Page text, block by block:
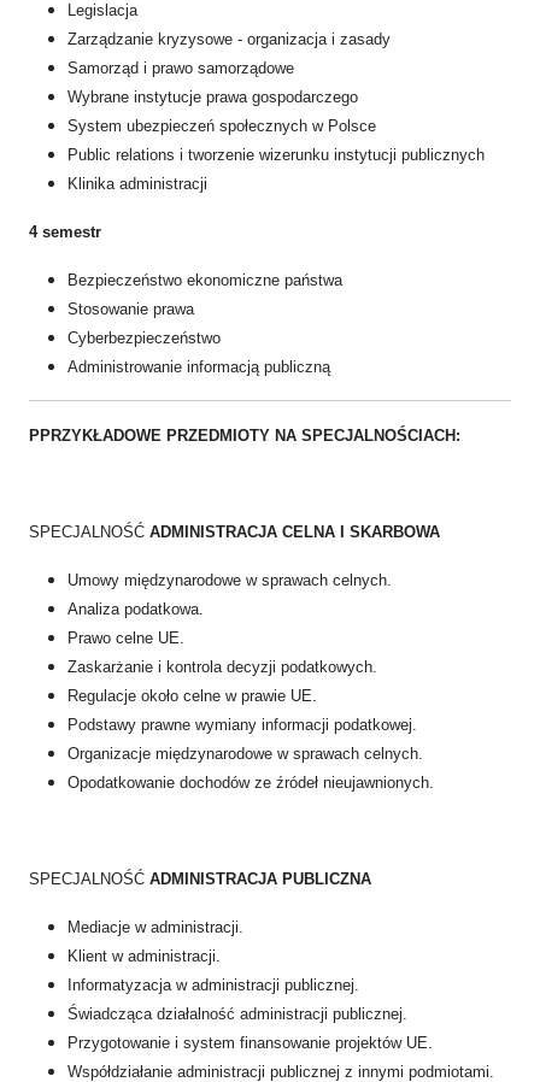
Legislacja
Zarządzanie kryzysowe - organizacja i zasady
Samorząd i prawo samorządowe
Wybrane instytucje prawa gospodarczego
System ubezpieczeń społecznych w Polsce
Public relations i tworzenie wizerunku instytucji publicznych
Klinika administracji
4 semestr
Bezpieczeństwo ekonomiczne państwa
Stosowanie prawa
Cyberbezpieczeństwo
Administrowanie informacją publiczną
PPRZYKŁADOWE PRZEDMIOTY NA SPECJALNOŚCIACH:
SPECJALNOŚĆ ADMINISTRACJA CELNA I SKARBOWA
Umowy międzynarodowe w sprawach celnych.
Analiza podatkowa.
Prawo celne UE.
Zaskarżanie i kontrola decyzji podatkowych.
Regulacje około celne w prawie UE.
Podstawy prawne wymiany informacji podatkowej.
Organizacje międzynarodowe w sprawach celnych.
Opodatkowanie dochodów ze źródeł nieujawnionych.
SPECJALNOŚĆ ADMINISTRACJA PUBLICZNA
Mediacje w administracji.
Klient w administracji.
Informatyzacja w administracji publicznej.
Świadcząca działalność administracji publicznej.
Przygotowanie i system finansowanie projektów UE.
Współdziałanie administracji publicznej z innymi podmiotami.